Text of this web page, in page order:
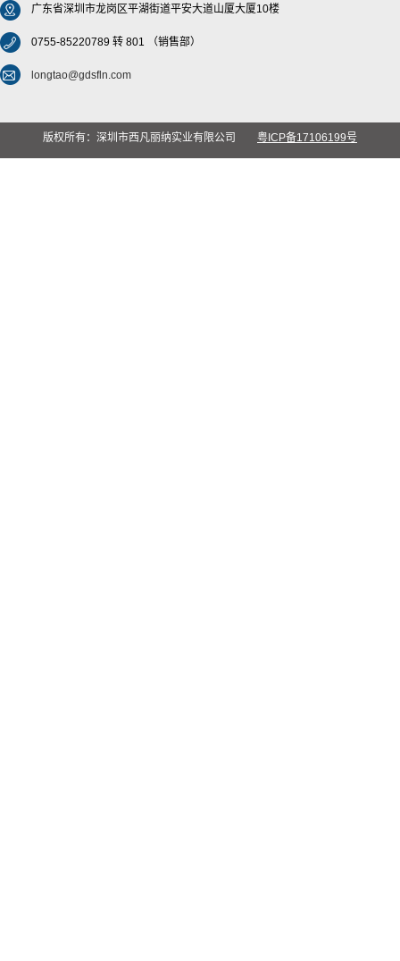
广东省深圳市龙岗区平湖街道平安大道山厦大厦10楼
0755-85220789 转 801 （销售部）
longtao@gdsfln.com
版权所有：深圳市西凡丽纳实业有限公司 粤ICP备17106199号